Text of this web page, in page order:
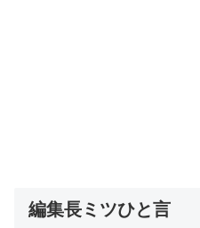
編集長ミツひと言